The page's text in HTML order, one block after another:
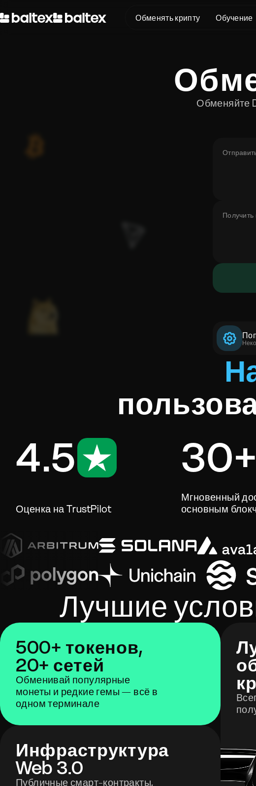
Обменять крипту
USDT в XMR
Обучение
Обменяйте
Получить
4.5
Оценка на TrustPilot
30+
Мгновенный
основным
Лучшие
500+ токенов,
20+ сетей
Обменивай популярные
монеты и редкие гемы — всё в
одном терминале
Инфраструктура
Web 3.0
Публичные смарт-контракты,